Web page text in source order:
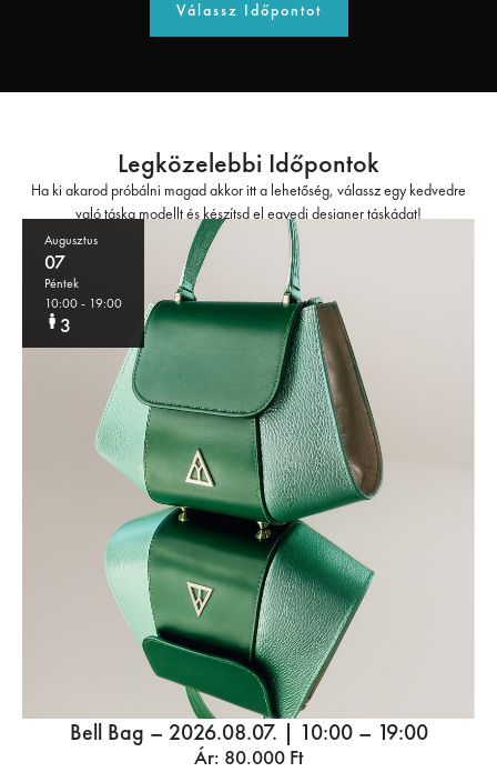
Válassz Időpontot
Legközelebbi Időpontok
Ha ki akarod próbálni magad akkor itt a lehetőség, válassz egy kedvedre
való táska modellt és készítsd el egyedi designer táskádat!
Augusztus
07
Péntek
10:00- 19:00
3
Bell Bag – 2026.08.07. | 10:00 – 19:00
Ár: 80.000 Ft